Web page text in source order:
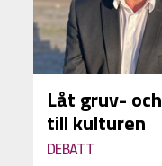
Låt gruv-
till kulturen
DEBATT